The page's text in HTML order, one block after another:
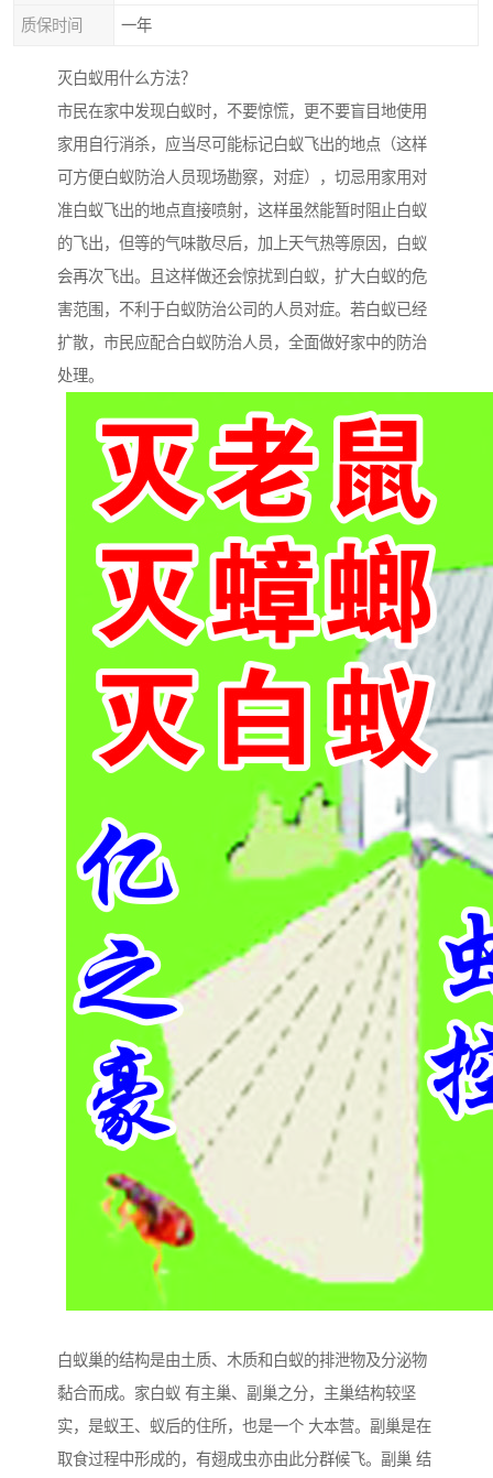
质保时间 一年
灭白蚁用什么方法？
市民在家中发现白蚁时，不要惊慌，更不要盲目地使用
家用自行消杀，应当尽可能标记白蚁飞出的地点（这样
可方便白蚁防治人员现场勘察，对症），切忌用家用对
准白蚁飞出的地点直接喷射，这样虽然能暂时阻止白蚁
的飞出，但等的气味散尽后，加上天气热等原因，白蚁
会再次飞出。且这样做还会惊扰到白蚁，扩大白蚁的危
害范围，不利于白蚁防治公司的人员对症。若白蚁已经
扩散，市民应配合白蚁防治人员，全面做好家中的防治
处理。
白蚁巢的结构是由土质、木质和白蚁的排泄物及分泌物
黏合而成。家白蚁 有主巢、副巢之分，主巢结构较坚
实，是蚁王、蚁后的住所，也是一个 大本营。副巢是在
取食过程中形成的，有翅成虫亦由此分群候飞。副巢 结